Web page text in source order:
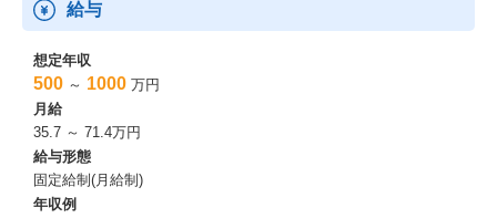
給与
想定年収
500 ～ 1000 万円
月給
35.7 ～ 71.4万円
給与形態
固定給制(月給制)
年収例